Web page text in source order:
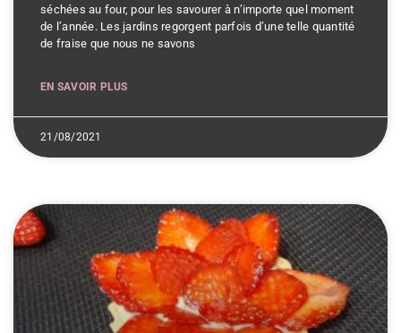
séchées au four, pour les savourer à n’importe quel moment
de l’année. Les jardins regorgent parfois d’une telle quantité
de fraise que nous ne savons
EN SAVOIR PLUS
21/08/2021